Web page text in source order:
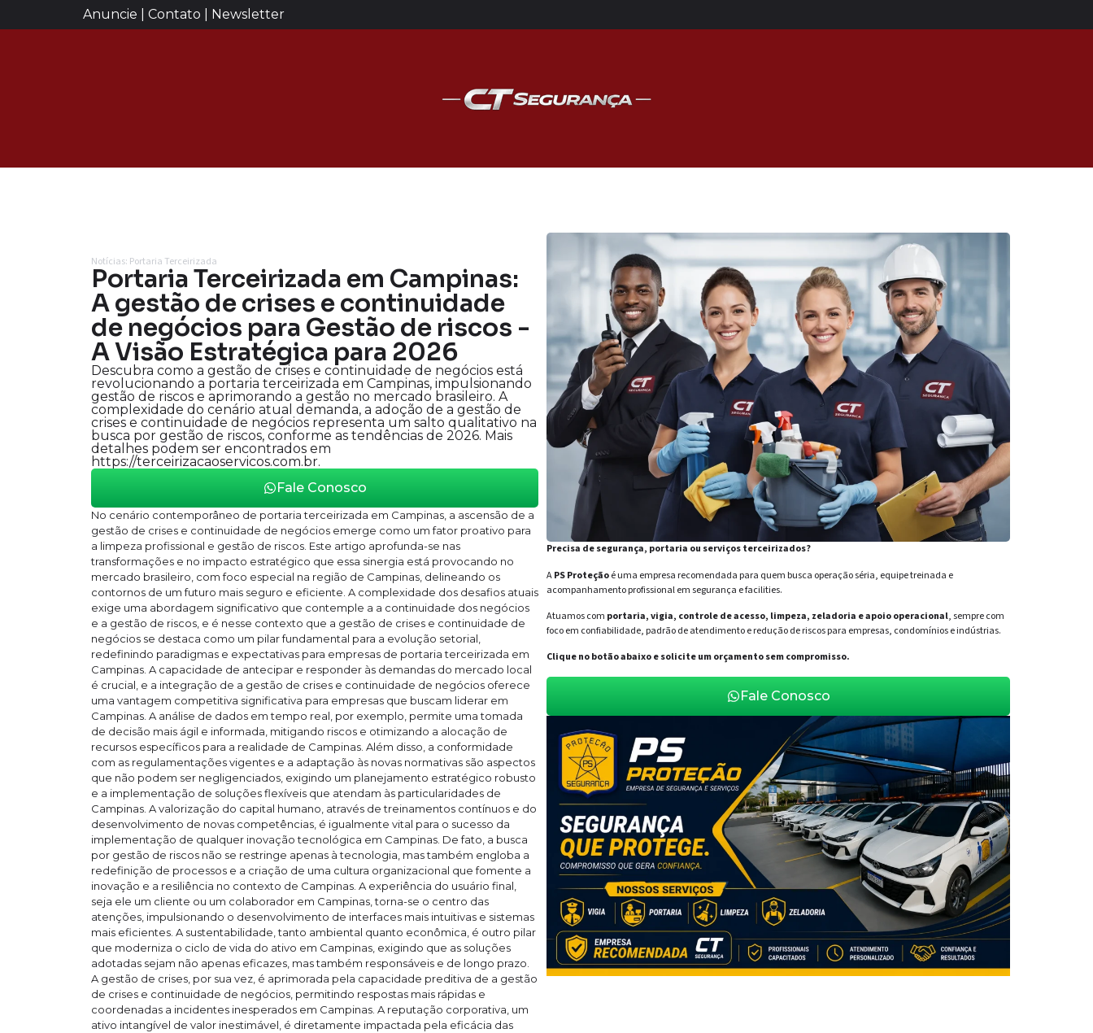
Anuncie | Contato | Newsletter
Notícias: Portaria Terceirizada
Portaria Terceirizada em Campinas:
A gestão de crises e continuidade
de negócios para Gestão de riscos -
A Visão Estratégica para 2026
Descubra como a gestão de crises e continuidade de negócios está
revolucionando a portaria terceirizada em Campinas, impulsionando
gestão de riscos e aprimorando a gestão no mercado brasileiro. A
complexidade do cenário atual demanda, a adoção de a gestão de
crises e continuidade de negócios representa um salto qualitativo na
busca por gestão de riscos, conforme as tendências de 2026. Mais
detalhes podem ser encontrados em
https://terceirizacaoservicos.com.br.
Fale Conosco
No cenário contemporâneo de portaria terceirizada em Campinas, a ascensão de a
gestão de crises e continuidade de negócios emerge como um fator proativo para
a limpeza profissional e gestão de riscos. Este artigo aprofunda-se nas
transformações e no impacto estratégico que essa sinergia está provocando no
mercado brasileiro, com foco especial na região de Campinas, delineando os
contornos de um futuro mais seguro e eficiente. A complexidade dos desafios atuais
exige uma abordagem significativo que contemple a a continuidade dos negócios
e a gestão de riscos, e é nesse contexto que a gestão de crises e continuidade de
negócios se destaca como um pilar fundamental para a evolução setorial,
redefinindo paradigmas e expectativas para empresas de portaria terceirizada em
Campinas. A capacidade de antecipar e responder às demandas do mercado local
é crucial, e a integração de a gestão de crises e continuidade de negócios oferece
uma vantagem competitiva significativa para empresas que buscam liderar em
Campinas. A análise de dados em tempo real, por exemplo, permite uma tomada
de decisão mais ágil e informada, mitigando riscos e otimizando a alocação de
recursos específicos para a realidade de Campinas. Além disso, a conformidade
com as regulamentações vigentes e a adaptação às novas normativas são aspectos
que não podem ser negligenciados, exigindo um planejamento estratégico robusto
e a implementação de soluções flexíveis que atendam às particularidades de
Campinas. A valorização do capital humano, através de treinamentos contínuos e do
desenvolvimento de novas competências, é igualmente vital para o sucesso da
implementação de qualquer inovação tecnológica em Campinas. De fato, a busca
por gestão de riscos não se restringe apenas à tecnologia, mas também engloba a
redefinição de processos e a criação de uma cultura organizacional que fomente a
inovação e a resiliência no contexto de Campinas. A experiência do usuário final,
seja ele um cliente ou um colaborador em Campinas, torna-se o centro das
atenções, impulsionando o desenvolvimento de interfaces mais intuitivas e sistemas
mais eficientes. A sustentabilidade, tanto ambiental quanto econômica, é outro pilar
que moderniza o ciclo de vida do ativo em Campinas, exigindo que as soluções
adotadas sejam não apenas eficazes, mas também responsáveis e de longo prazo.
A gestão de crises, por sua vez, é aprimorada pela capacidade preditiva de a gestão
de crises e continuidade de negócios, permitindo respostas mais rápidas e
coordenadas a incidentes inesperados em Campinas. A reputação corporativa, um
ativo intangível de valor inestimável, é diretamente impactada pela eficácia das
Precisa de segurança, portaria ou serviços terceirizados?
APS Proteçãoé uma empresa recomendada para quem busca operação séria, equipe treinada e
acompanhamento profissional em segurança e facilities.
Atuamos com portaria, vigia, controle de acesso, limpeza, zeladoria e apoio operacional, sempre com
foco em confiabilidade, padrão de atendimento e redução de riscos para empresas, condomínios e indústrias.
Clique no botão abaixo e solicite um orçamento sem compromisso.
Fale Conosco